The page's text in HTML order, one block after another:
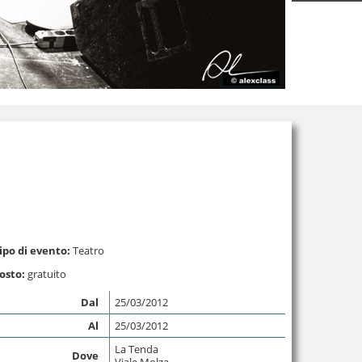
di evento: Teatro
gratuito
Dal
25/03/2012
Al
25/03/2012
Dove
La Tenda